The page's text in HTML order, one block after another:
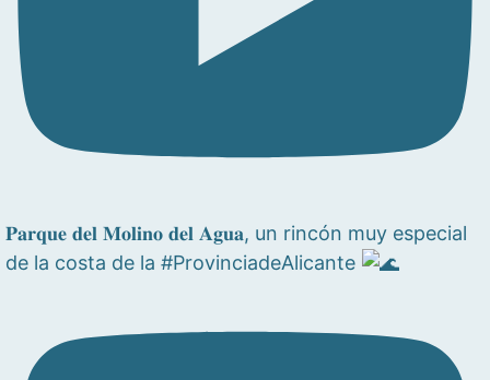
𝐏𝐚𝐫𝐪𝐮𝐞 𝐝𝐞𝐥 𝐌𝐨𝐥𝐢𝐧𝐨 𝐝𝐞𝐥 𝐀𝐠𝐮𝐚, un rincón muy especial
de la costa de la #ProvinciadeAlicante